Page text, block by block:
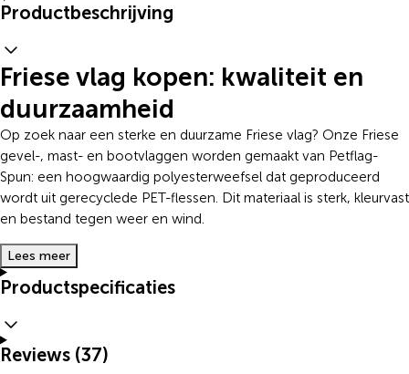
Productbeschrijving
Friese vlag kopen: kwaliteit en
duurzaamheid
Op zoek naar een sterke en duurzame Friese vlag? Onze Friese
gevel-, mast- en bootvlaggen worden gemaakt van Petflag-
Spun: een hoogwaardig polyesterweefsel dat geproduceerd
wordt uit gerecyclede PET-flessen. Dit materiaal is sterk, kleurvast
en bestand tegen weer en wind.
Lees meer
Productspecificaties
Reviews (37)